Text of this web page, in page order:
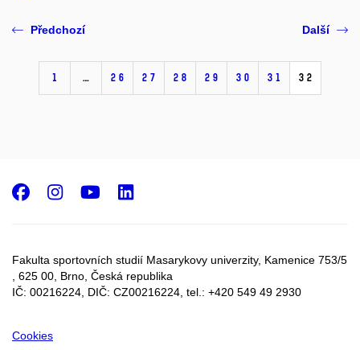
Předchozí
1 … 26 27 28 29 30 31 32
Další
Fakulta sportovních studií Masarykovy univerzity, Kamenice 753/5​
, 625 00, Brno, Česká republika
IČ: 00216224, DIČ: CZ00216224, tel.: +420 549 49 2930
Cookies
Facebook
Instagram
Youtube